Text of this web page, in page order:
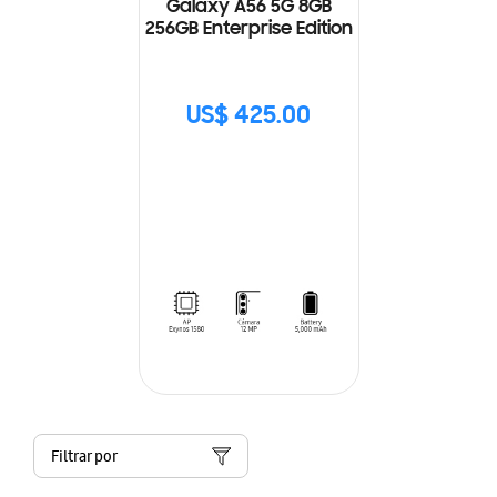
Galaxy A56 5G 8GB
256GB Enterprise Edition
US$ 425.00
Filtrar por